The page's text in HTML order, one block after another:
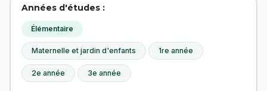
Années d'études :
Élémentaire
Maternelle et jardin d'enfants 1re année
2e année 3e année